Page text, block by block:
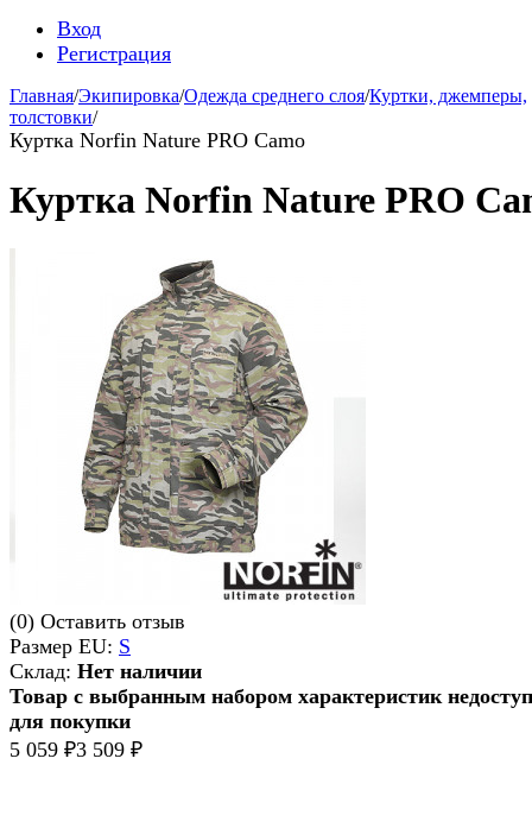
Вход
Регистрация
Главная/Экипировка/Одежда среднего слоя/Куртки, джемперы,
толстовки/
Куртка Norfin Nature PRO Camo
Куртка Norfin Nature PRO
(0) Оставить отзыв
Размер EU: S
Склад: Нет наличии
Товар с выбранным набором характеристик
для покупки
5 059 ₽3 509 ₽